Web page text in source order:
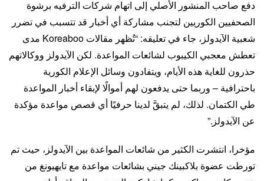
دفع صاحب المنشور الأصلي إلى اتهام شركات الترفيه برشوة
الصحفيين الكوريين لتجنب مشاركة أي أخبار قد تتسبب في تضرر
شعبية الآيدولز، جاء في تعليقه: “تُظهر مقالات Koreaboo مدى
تعطش معجبي الكيبوب لشائعات المواعدة. لكن الآيدولز ووكالاتهم
حذرون للغاية هذه الأيام، ويتفادون وسائل الإعلام الكورية
باحترافية – وربما حتى يدفعون لهم أموالًا لإبقاء أخبار المواعدة
طي الكتمان. لذلك، لم يتبقَّ لدينا حرفيًا أي قصص مواعدة مؤكدة
عن الآيدولز.”
مؤخرا، انتشرت الكثير من شائعات المواعدة بين الآيدولز، حيث تم
تورطت عضوة بلاكبينك جيني بشائعات مواعدة مع تايهيونغ من